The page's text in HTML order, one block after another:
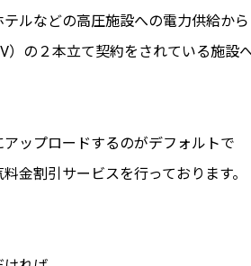
ルなどの高圧施設への電力供給から
の２本立て契約をされている施設
ップロードするのがデフォルトで
金割引サービスを行っております。